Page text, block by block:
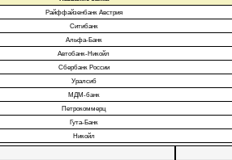
Райффайзенбанк Австрия
Ситибанк
Альфа-Банк
Автобанк-Никойл
Сбербанк России
Уралсиб
МДМ-банк
Петрокоммерц
Гута-Банк
Никойл